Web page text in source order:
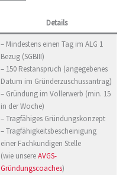
Details
– Mindestens einen Tag im ALG 1
Bezug (SGBIII)
– 150 Restanspruch (angegebenes
Datum im Gründerzuschussantrag)
– Gründung im Vollerwerb (min. 15
in der Woche)
– Tragfähiges Gründungskonzept
– Tragfähigkeitsbescheinigung
einer Fachkundigen Stelle
(wie unsereAVGS-
Gründungscoaches)